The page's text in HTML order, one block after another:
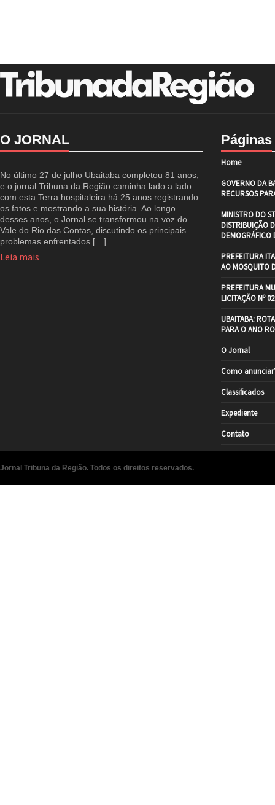
O JORNAL
No último 27 de julho Ubaitaba completou 81 anos,
e o jornal Tribuna da Região caminha lado a lado
com esta Terra hospitaleira há 25 anos registrando
os fatos e mostrando a sua história. Ao longo
desses anos, o Jornal se transformou na voz do
Vale do Rio das Contas, discutindo os principais
problemas enfrentados […]
Leia mais
Páginas
Home
GOVERNO DA
RECURSOS
MINISTRO DO
DISTRIBUIÇÃO
DEMOGRÁFICO
PREFEITURA
AO MOSQUITO
PREFEITURA
LICITAÇÃO Nº
UBAITABA:
PARA O ANO
O Jornal
Como
Classificados
Expediente
Contato
Jornal Tribuna da Região. Todos os direitos reservados.